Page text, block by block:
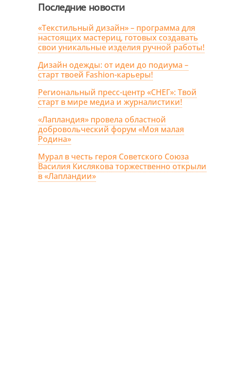
Последние новости
«Текстильный дизайн» – программа для
настоящих мастериц, готовых создавать
свои уникальные изделия ручной работы!
Дизайн одежды: от идеи до подиума –
старт твоей Fashion-карьеры!
Региональный пресс-центр «СНЕГ»: Твой
старт в мире медиа и журналистики!
«Лапландия» провела областной
добровольческий форум «Моя малая
Родина»
Мурал в честь героя Советского Союза
Василия Кислякова торжественно открыли
в «Лапландии»